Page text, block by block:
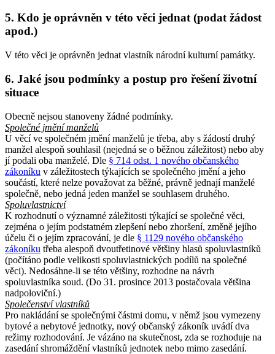
5. Kdo je oprávněn v této věci jednat (podat žádost
apod.)
V této věci je oprávněn jednat vlastník národní kulturní památky.
6. Jaké jsou podmínky a postup pro řešení životní
situace
Obecně nejsou stanoveny žádné podmínky.
Společné jmění manželů
U věcí ve společném jmění manželů je třeba, aby s žádostí druhý
manžel alespoň souhlasil (nejedná se o běžnou záležitost) nebo aby
jí podali oba manželé. Dle § 714 odst. 1 nového občanského
zákoníku v záležitostech týkajících se společného jmění a jeho
součástí, které nelze považovat za běžné, právně jednají manželé
společně, nebo jedná jeden manžel se souhlasem druhého.
Spoluvlastnictví
K rozhodnutí o významné záležitosti týkající se společné věci,
zejména o jejím podstatném zlepšení nebo zhoršení, změně jejího
účelu či o jejím zpracování, je dle § 1129 nového občanského
zákoníku třeba alespoň dvoutřetinové většiny hlasů spoluvlastníků
(počítáno podle velikosti spoluvlastnických podílů na společné
věci). Nedosáhne-li se této většiny, rozhodne na návrh
spoluvlastníka soud. (Do 31. prosince 2013 postačovala většina
nadpoloviční.)
Společenství vlastníků
Pro nakládání se společnými částmi domu, v němž jsou vymezeny
bytové a nebytové jednotky, nový občanský zákoník uvádí dva
režimy rozhodování. Je vázáno na skutečnost, zda se rozhoduje na
zasedání shromáždění vlastníků jednotek nebo mimo zasedání.